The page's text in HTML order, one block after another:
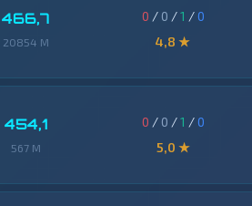
466,7
20854 M
0 / 0 /1 /0
4,8 ★
454,1
567 M
0 / 0 /1 /0
5,0 ★